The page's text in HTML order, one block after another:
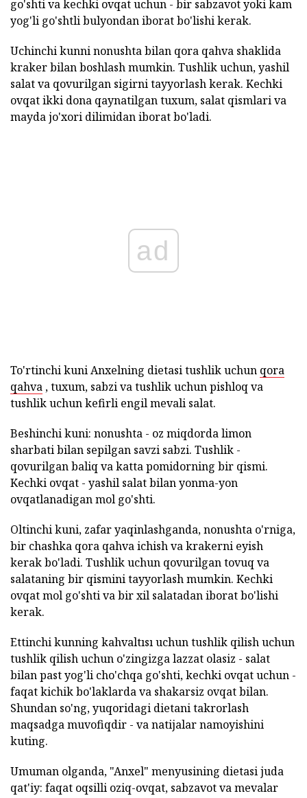
go'shti va kechki ovqat uchun - bir sabzavot yoki kam
yog'li go'shtli bulyondan iborat bo'lishi kerak.
Uchinchi kunni nonushta bilan qora qahva shaklida
kraker bilan boshlash mumkin. Tushlik uchun, yashil
salat va qovurilgan sigirni tayyorlash kerak. Kechki
ovqat ikki dona qaynatilgan tuxum, salat qismlari va
mayda jo'xori dilimidan iborat bo'ladi.
ad
To'rtinchi kuni Anxelning dietasi tushlik uchun qora
qahva , tuxum, sabzi va tushlik uchun pishloq va
tushlik uchun kefirli engil mevali salat.
Beshinchi kuni: nonushta - oz miqdorda limon
sharbati bilan sepilgan savzi sabzi. Tushlik -
qovurilgan baliq va katta pomidorning bir qismi.
Kechki ovqat - yashil salat bilan yonma-yon
ovqatlanadigan mol go'shti.
Oltinchi kuni, zafar yaqinlashganda, nonushta o'rniga,
bir chashka qora qahva ichish va krakerni eyish
kerak bo'ladi. Tushlik uchun qovurilgan tovuq va
salataning bir qismini tayyorlash mumkin. Kechki
ovqat mol go'shti va bir xil salatadan iborat bo'lishi
kerak.
Ettinchi kunning kahvaltısı uchun tushlik qilish uchun
tushlik qilish uchun o'zingizga lazzat olasiz - salat
bilan past yog'li cho'chqa go'shti, kechki ovqat uchun -
faqat kichik bo'laklarda va shakarsiz ovqat bilan.
Shundan so'ng, yuqoridagi dietani takrorlash
maqsadga muvofiqdir - va natijalar namoyishini
kuting.
Umuman olganda, "Anxel" menyusining dietasi juda
qat'iy: faqat oqsilli oziq-ovqat, sabzavot va mevalar